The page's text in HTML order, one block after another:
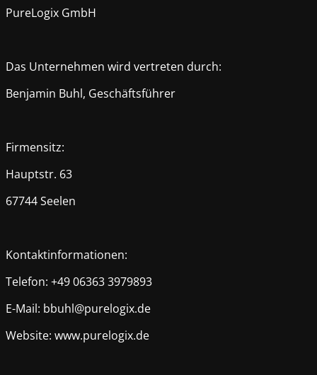
PureLogix GmbH
Das Unternehmen wird vertreten durch:
Benjamin Buhl, Geschäftsführer
Firmensitz:
Hauptstr. 63
67744 Seelen
Kontaktinformationen:
Telefon: +49 06363 3979893
E-Mail: bbuhl@purelogix.de
Website: www.purelogix.de